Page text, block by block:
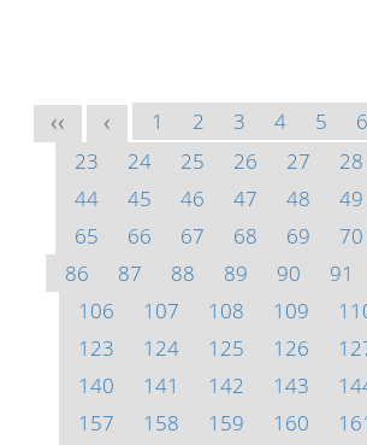
<< < 1 2 3 4 5 6
23
24 25 26 27 28
44
45 46 47 48 49
65
66 67 68 69 70
86
87 88 89 90 91
106
107 108 109
123
124 125 126
140
141 142 143
157
158 159 160